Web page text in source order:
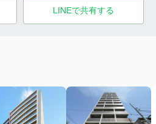
LINEで共有する